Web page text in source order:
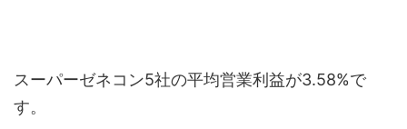
スーパーゼネコン5社の平均営業利益が3.58%で
す。